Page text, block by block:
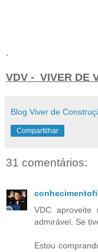
.
VDV - VIVER DE
Blog Viver de
Compartilhar
31 comentários:
VDC aproveite
admirável. Se
Estou